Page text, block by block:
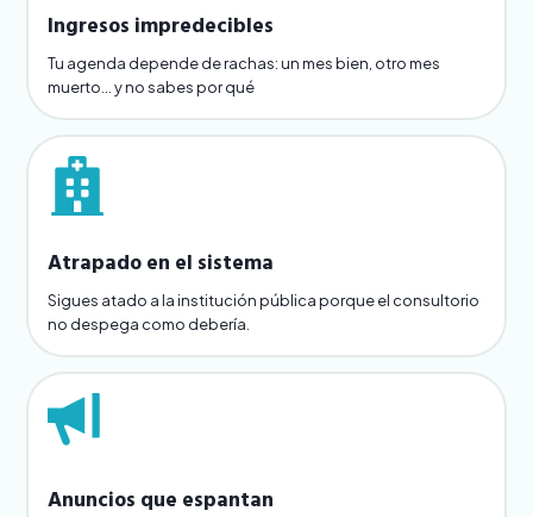
Ingresos impredecibles
Tu agenda depende de rachas: un mes bien, otro mes
muerto… y no sabes por qué
Atrapado en el sistema
Sigues atado a la institución pública porque el consultorio
no despega como debería.
Anuncios que espantan